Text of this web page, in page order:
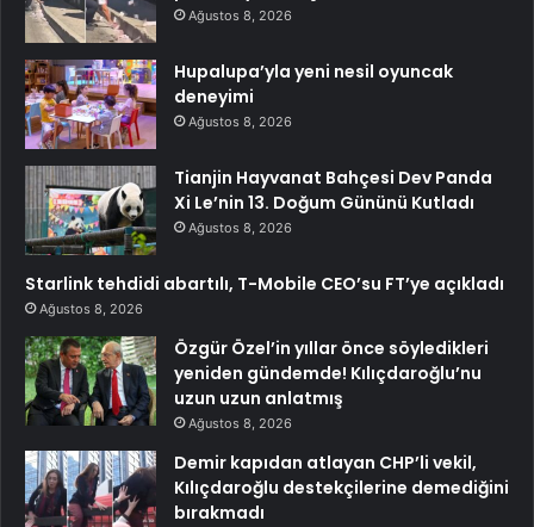
Ağustos 8, 2026
Hupalupa’yla yeni nesil oyuncak
deneyimi
Ağustos 8, 2026
Tianjin Hayvanat Bahçesi Dev Panda
Xi Le’nin 13. Doğum Gününü Kutladı
Ağustos 8, 2026
Starlink tehdidi abartılı, T-Mobile CEO’su FT’ye açıkladı
Ağustos 8, 2026
Özgür Özel’in yıllar önce söyledikleri
yeniden gündemde! Kılıçdaroğlu’nu
uzun uzun anlatmış
Ağustos 8, 2026
Demir kapıdan atlayan CHP’li vekil,
Kılıçdaroğlu destekçilerine demediğini
bırakmadı